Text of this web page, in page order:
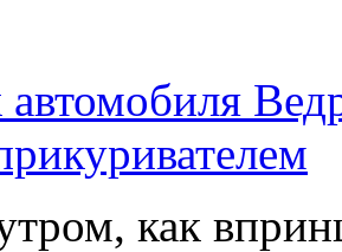
автомобиля
как